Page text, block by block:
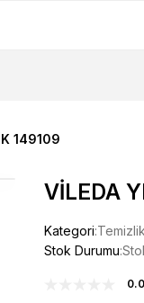
149109
VİLEDA
Kategori
Stok Durumu